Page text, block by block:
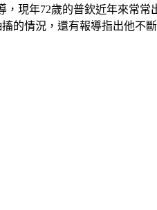
，現年72歲的普欽近年來常
的情況，還有報導指出他